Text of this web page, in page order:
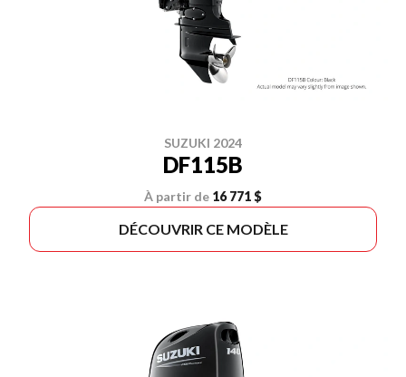
SUZUKI 2024
DF115B
À partir de 16 771 $
DÉCOUVRIR CE MODÈLE